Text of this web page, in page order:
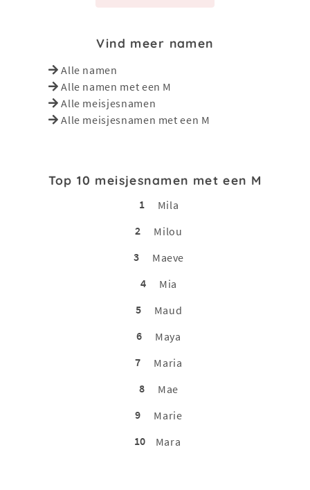
Vind meer namen
Alle namen
Alle namen met een M
Alle meisjesnamen
Alle meisjesnamen met een M
Top 10 meisjesnamen met een M
1
Mila
2
Milou
3
Maeve
4
Mia
5
Maud
6
Maya
7
Maria
8
Mae
9
Marie
10
Mara